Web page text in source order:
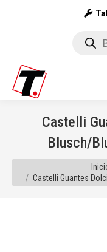
Búsqueda
Castelli
Blusch/
Estás aquí:
Castelli Guantes